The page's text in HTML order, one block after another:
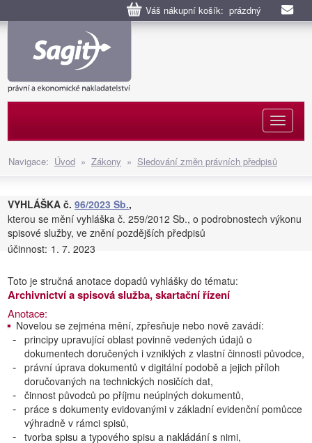
Váš nákupní košík: prázdný
Navigace: Úvod » Zákony » Sledování změn právních předpisů
VYHLÁŠKA č. 96/2023 Sb.,
kterou se mění vyhláška č. 259/2012 Sb., o podrobnostech výkonu
spisové služby, ve znění pozdějších předpisů
účinnost: 1. 7. 2023
Toto je stručná anotace dopadů vyhlášky do tématu:
Archivnictví a spisová služba, skartační řízení
Anotace:
Novelou se zejména mění, zpřesňuje nebo nově zavádí:
principy upravující oblast povinně vedených údajů o
dokumentech doručených i vzniklých z vlastní činnosti původce,
právní úprava dokumentů v digitální podobě a jejich příloh
doručovaných na technických nosičích dat,
činnost původců po příjmu neúplných dokumentů,
práce s dokumenty evidovanými v základní evidenční pomůcce
výhradně v rámci spisů,
tvorba spisu a typového spisu a nakládání s nimi,